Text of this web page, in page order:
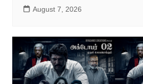
August 7, 2026